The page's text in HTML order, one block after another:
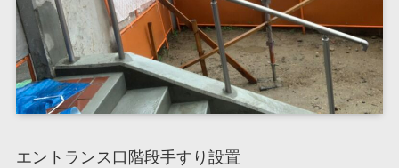
エントランス口階段手すり設置